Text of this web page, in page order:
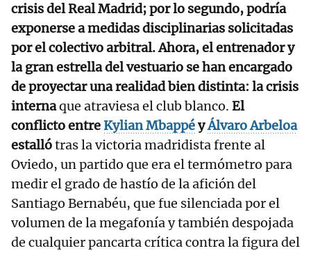
crisis del Real Madrid; por lo segundo, podría
exponerse a medidas disciplinarias solicitadas
por el colectivo arbitral. Ahora, el entrenador y
la gran estrella del vestuario se han encargado
de proyectar una realidad bien distinta: la crisis
internaque atraviesa el club blanco. El
conflicto entreKylian MbappéyÁlvaro Arbeloa
estallótras la victoria madridista frente al
Oviedo, un partido que era el termómetro para
medir el grado de hastío de la afición del
Santiago Bernabéu, que fue silenciada por el
volumen de la megafonía y también despojada
de cualquier pancarta crítica contra la figura del